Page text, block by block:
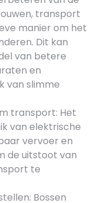
transport
manier om het
Dit kan
van betere
en
van slimme
transport: Het
van elektrische
vervoer en
de uitstoot van
te
Bossen